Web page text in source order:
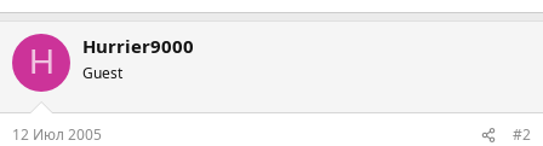
H Hurrier9000
Guest
12 Июл 2005 #2